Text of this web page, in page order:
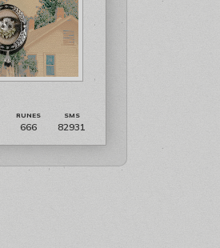
666 82931